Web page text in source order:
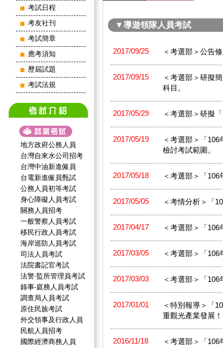
考試日程
考友社刊
考試簡章
應考須知
歷屆試題
考試法規
地方政府公務人員
台灣自來水公司招考
台灣中油新進僱員
台電新進僱員甄試
公務人員初等考試
身心障礙人員考試
關務人員招考
一般警察人員考試
移民行政人員考試
海岸巡防人員考試
司法人員考試
法院書記官考試
法警‧監所管理員考試
錄事‧庭務人員考試
調查局人員考試
原住民族考試
外交領事及行政人員
民航人員招考
國際經濟商務人員
▼導遊領隊人員考試
2017/09/25 ＜考選部＞公告
2017/09/15
＜考選部＞研擬
科目。
2017/05/29 ＜考選部＞研擬
2017/05/19
＜考選部＞「
檢討考試範圍。
2017/05/18 ＜考選部＞「
2017/05/05 ＜考情分析＞「
2017/04/17 ＜考選部＞「
2017/03/05 ＜考選部＞「
2017/03/03 ＜考選部＞「
2017/01/01
＜特別報導＞「
重觀光產業發展！
2016/11/18 ＜考選部＞「